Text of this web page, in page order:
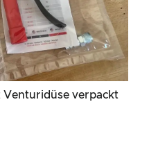
Venturidüse verpackt